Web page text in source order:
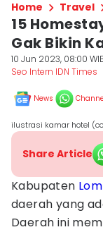
Home Travel
15
Gak Bikin
10 Jun 2023, 08:00
Seo Intern IDN Times
News
ilustrasi kamar hotel
Share Article
Kabupaten
daerah yang
Daerah ini